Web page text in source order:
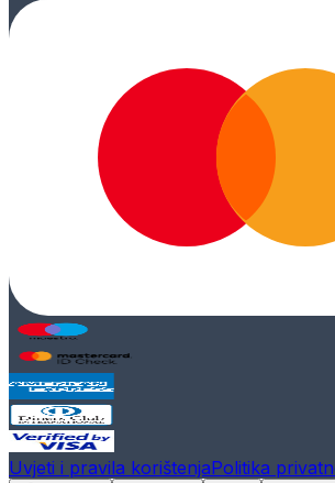
Uvjeti i pravila korištenjaPolitika